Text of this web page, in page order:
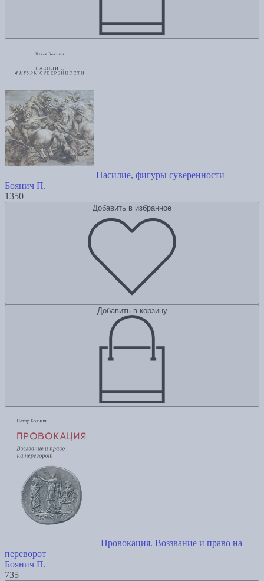
Насилие, фигуры суверенности
Боянич П.
1350
Добавить в избранное
Добавить в корзину
Провокация. Воззвание и право на
переворот
Боянич П.
735